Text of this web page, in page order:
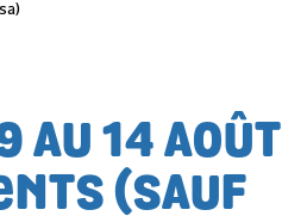
AU 14 AOÛT
(SAUF